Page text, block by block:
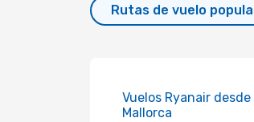
Rutas de vuelo
Vuelos Ryanair
Mallorca